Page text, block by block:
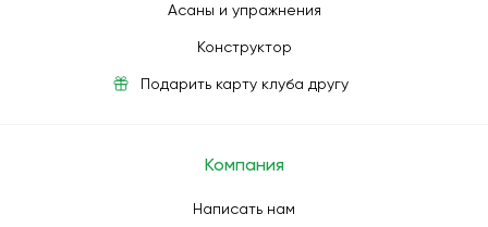
Асаны и упражнения
Конструктор
Подарить карту клуба другу
Компания
Написать нам